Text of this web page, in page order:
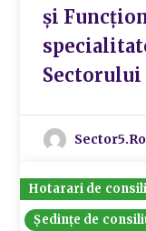
și
Sectorului
Sector5.ro
Hotarari de
Ședințe de